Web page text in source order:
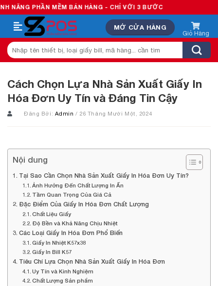
Skip
to
content
MỀM BÁN HÀNG - CHỈ VỚI 3 BƯỚC
MỞ CỬA HÀNG
Tìm
kiếm:
Cách Chọn Lựa Nhà Sản Xuất Giấy In
Hóa Đơn Uy Tín và Đáng Tin Cậy
Đăng Bởi: Admin/ 26 Tháng Mười Một, 2024
Nội dung
Tại Sao Cần Chọn Nhà Sản Xuất Giấy In Hóa Đơn Uy Tín?
Ảnh Hưởng Đến Chất Lượng In Ấn
Tầm Quan Trọng Của Giá Cả
Đặc Điểm Của Giấy In Hóa Đơn Chất Lượng
Chất Liệu Giấy
Độ Bền và Khả Năng Chịu Nhiệt
Các Loại Giấy In Hóa Đơn Phổ Biến
Giấy In Nhiệt K57x38
Giấy In Bill K57
Tiêu Chí Lựa Chọn Nhà Sản Xuất Giấy In Hóa Đơn
Uy Tín và Kinh Nghiệm
Chất Lượng Sản phẩm